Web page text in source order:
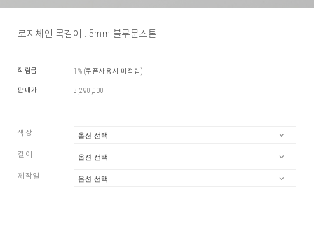
로지체인 목걸이 : 5mm 블루문스톤
적립금 1% (쿠폰사용시 미적립)
판매가 3,290,000
색상
길이
제작일